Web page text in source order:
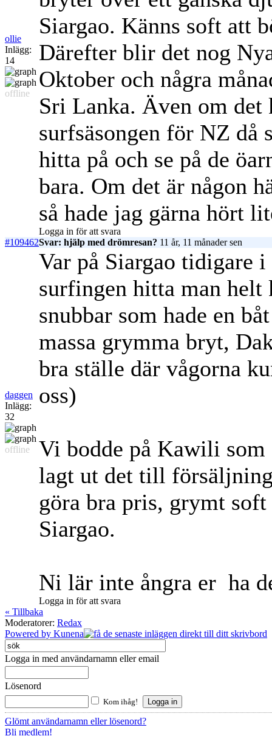
ollie
Inlägg:
14
offline
Siargao. Känns soft att
Därefter blir det nog
Oktober och några
Sri Lanka. Även om det
surfsäsongen för NZ då
hitta på och se på de
bara. Om det är någon
så hade jag gärna hört
Logga in för att svara
#109462Svar: hjälp med drömresan? 11 år, 11 månader sen
daggen
Inlägg:
32
offline
Var på Siargao tidigare
surfingen hitta man
snubbar som hade en
massa grymma bryt,
bra ställe där vågorna
oss)
Vi bodde på Kawili som
lagt ut det till
göra bra pris, grymt
Siargao.
Ni lär inte ångra er ha
Logga in för att svara
« Tillbaka
Moderatorer: Redax
Powered by Kunena
Logga in med användarnamn eller email
Lösenord
Kom ihåg!
Glömt användarnamn eller lösenord?
Bli medlem!